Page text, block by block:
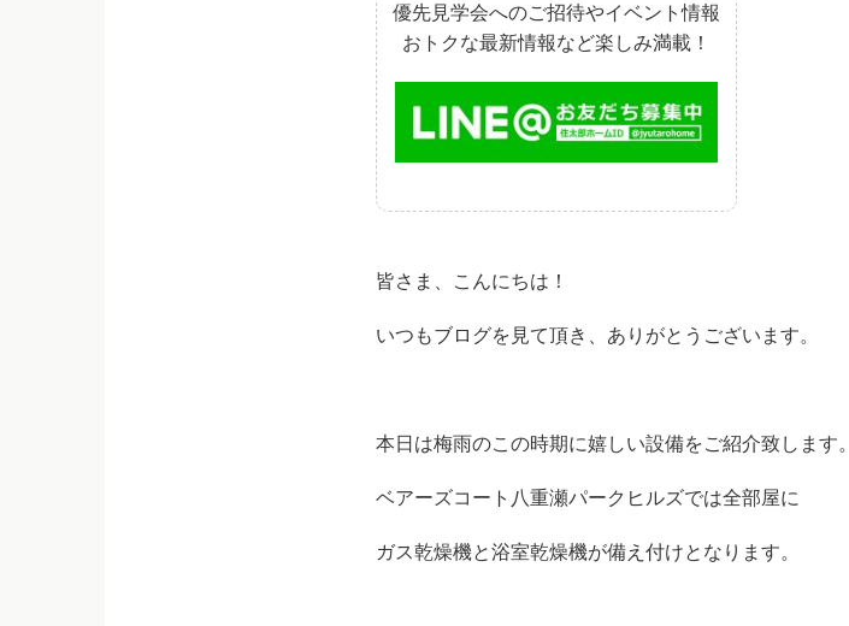
優先見学会へのご招待やイベント情報
おトクな最新情報など楽しみ満載！
皆さま、こんにちは！
いつもブログを見て頂き、ありがとうございます。
本日は梅雨のこの時期に嬉しい設備をご紹介致します。
ベアーズコート八重瀬パークヒルズでは全部屋に
ガス乾燥機と浴室乾燥機が備え付けとなります。